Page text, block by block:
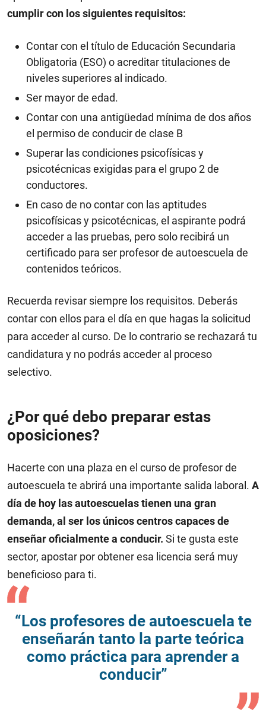
cumplir con los siguientes requisitos:
Contar con el título de Educación Secundaria
Obligatoria (ESO) o acreditar titulaciones de
niveles superiores al indicado.
Ser mayor de edad.
Contar con una antigüedad mínima de dos años
el permiso de conducir de clase B
Superar las condiciones psicofísicas y
psicotécnicas exigidas para el grupo 2 de
conductores.
En caso de no contar con las aptitudes
psicofísicas y psicotécnicas, el aspirante podrá
acceder a las pruebas, pero solo recibirá un
certificado para ser profesor de autoescuela de
contenidos teóricos.
Recuerda revisar siempre los requisitos. Deberás
contar con ellos para el día en que hagas la solicitud
para acceder al curso. De lo contrario se rechazará tu
candidatura y no podrás acceder al proceso
selectivo.
¿Por qué debo preparar estas
oposiciones?
Hacerte con una plaza en el curso de profesor de
autoescuela te abrirá una importante salida laboral. A
día de hoy las autoescuelas tienen una gran
demanda, al ser los únicos centros capaces de
enseñar oficialmente a conducir. Si te gusta este
sector, apostar por obtener esa licencia será muy
beneficioso para ti.
“Los profesores de autoescuela te
enseñarán tanto la parte teórica
como práctica para aprender a
conducir”